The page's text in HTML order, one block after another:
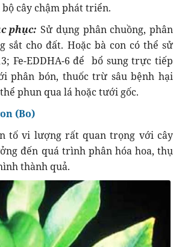
cây chậm phát triển.
phục: Sử dụng phân chuồng, phân
sắt cho đất. Hoặc bà con có thể sử
Fe-EDDHA-6 để bổ sung trực tiếp
phân bón, thuốc trừ sâu bệnh hại
phun qua lá hoặc tưới gốc.
(Bo)
tố vi lượng rất quan trọng với cây
đến quá trình phân hóa hoa, thụ
thành quả.